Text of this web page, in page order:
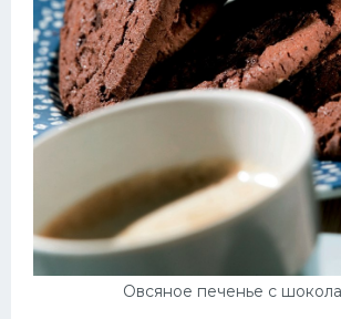
Овсяное печенье с